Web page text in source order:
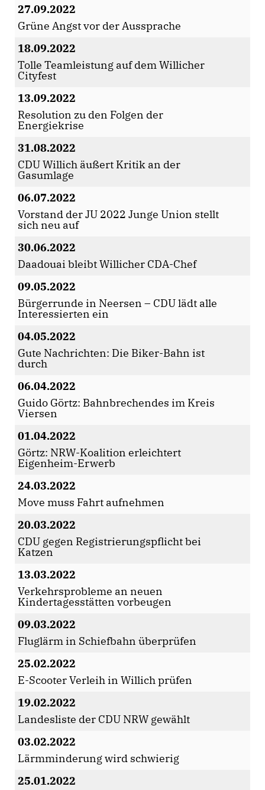
27.09.2022
Grüne Angst vor der Aussprache
18.09.2022
Tolle Teamleistung auf dem Willicher
Cityfest
13.09.2022
Resolution zu den Folgen der
Energiekrise
31.08.2022
CDU Willich äußert Kritik an der
Gasumlage
06.07.2022
Vorstand der JU 2022 Junge Union stellt
sich neu auf
30.06.2022
Daadouai bleibt Willicher CDA-Chef
09.05.2022
Bürgerrunde in Neersen – CDU lädt alle
Interessierten ein
04.05.2022
Gute Nachrichten: Die Biker-Bahn ist
durch
06.04.2022
Guido Görtz: Bahnbrechendes im Kreis
Viersen
01.04.2022
Görtz: NRW-Koalition erleichtert
Eigenheim-Erwerb
24.03.2022
Move muss Fahrt aufnehmen
20.03.2022
CDU gegen Registrierungspflicht bei
Katzen
13.03.2022
Verkehrsprobleme an neuen
Kindertagesstätten vorbeugen
09.03.2022
Fluglärm in Schiefbahn überprüfen
25.02.2022
E-Scooter Verleih in Willich prüfen
19.02.2022
Landesliste der CDU NRW gewählt
03.02.2022
Lärmminderung wird schwierig
25.01.2022